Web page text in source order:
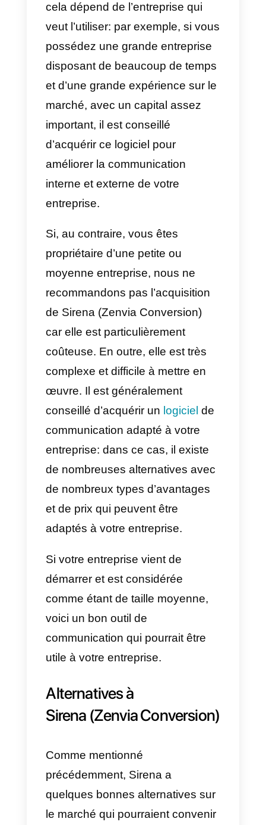
principales et les plus utilisées
sont MercadoLibre, Salesforce,
WhatsApp et Facebook
Messenger.
Désavantages:
L’un des principaux
de cette solution est que son prix
est assez élevé et qu’elle n’est
donc probablement pas une
option très envisageable pour les
petites et moyennes entreprises.
Dans ce cas, une très bonne
alternative estCallbell
propose un produit beaucoup
plus convivial, à des prix très
compétitifs et avec des
fonctionnalités très intéressantes.
Un autre grand inconvénient est
que le produit est assez
compliqué à configurer et à
développer, de sorte que le
processus d’adaptation de vos
agents peut prendre beaucoup
temps, ayant tant d’interactions,
en fait, la gestion de Sirena
(Zenvia Conversion) devient
particulièrement difficile à utiliser
Quant aux plans, ils ne sont pas
bien répartis puisque les
fonctionnalités les plus